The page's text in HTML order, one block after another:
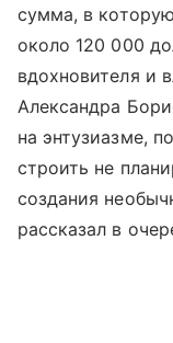
сумма, в
около 120 000
вдохновителя и
Александра
на энтузиазме,
строить не
создания
рассказал в